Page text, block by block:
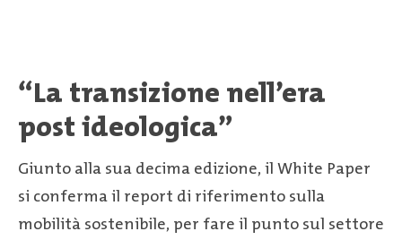
“La transizione nell’era
post ideologica”
Giunto alla sua decima edizione, il White Paper
si conferma il report di riferimento sulla
mobilità sostenibile, per fare il punto sul settore